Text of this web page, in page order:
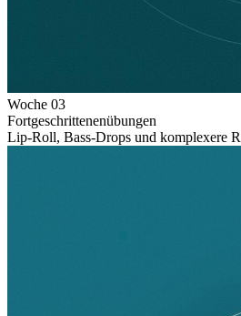
Woche 03
Fortgeschrittenenübungen
Lip-Roll, Bass-Drops und komplexere